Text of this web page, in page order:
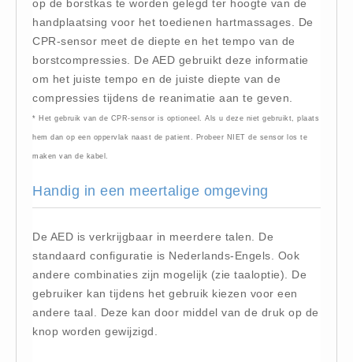
Huidverzorging (5)
Koud - Warm kompressen (3)
Overige (1)
Teken - Beten sets (5)
Vitamines en mineralen (0)
Eerste Hulp Paneel
Eerste Hulp Paneel (0)
Evacuatie
Evacuatie (19)
Noodkoffer (0)
Noodverlichting (1)
Stoelen (5)
Zaklampen (9)
op de borstkas te worden gelegd ter hoogte van de
handplaatsing voor het toedienen hartmassages. De
CPR-sensor meet de diepte en het tempo van de
borstcompressies. De AED gebruikt deze informatie
om het juiste tempo en de juiste diepte van de
compressies tijdens de reanimatie aan te geven.
* Het gebruik van de CPR-sensor is optioneel. Als u deze niet gebruikt, plaats
hem dan op een oppervlak naast de patient. Probeer NIET de sensor los te
maken van de kabel.
Handig in een meertalige omgeving
De AED is verkrijgbaar in meerdere talen. De
standaard configuratie is Nederlands-Engels. Ook
andere combinaties zijn mogelijk (zie taaloptie). De
gebruiker kan tijdens het gebruik kiezen voor een
andere taal. Deze kan door middel van de druk op de
knop worden gewijzigd.